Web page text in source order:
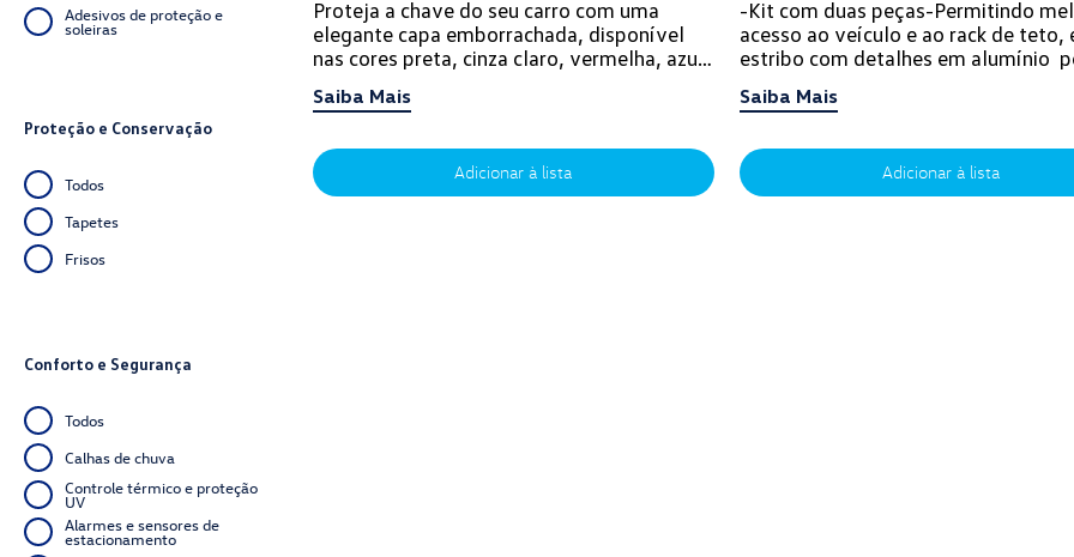
Adesivos de proteção e
soleiras
Proteção e Conservação
Todos
Tapetes
Frisos
Conforto e Segurança
Todos
Calhas de chuva
Controle térmico e proteção
UV
Alarmes e sensores de
estacionamento
Proteja a chave do seu carro com uma
elegante capa emborrachada, disponível
nas cores preta, cinza claro, vermelha, azul
Saiba Mais
Adicionar à lista
-Kit com duas peças-Permitindo
acesso ao veículo e ao rack de teto,
estribo com detalhes em alumínio
Saiba Mais
Adicionar à lista